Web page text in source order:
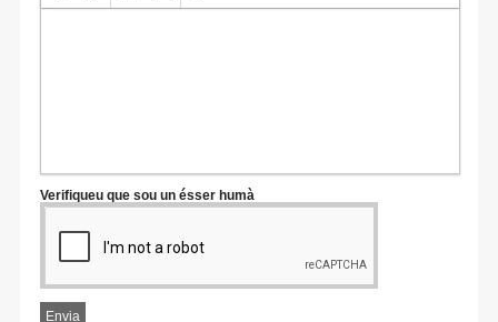
Verifiqueu que sou un ésser humà